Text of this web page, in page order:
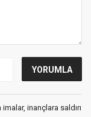
inançlara saldırı